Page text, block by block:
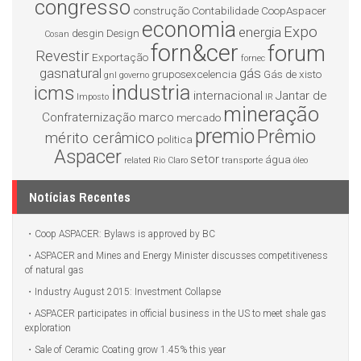
congresso construção Contabilidade CoopAspacer
Cosan desgin Design economia energia Expo
Revestir Exportaçãoforn&cer fornec forum
gasnatural gnl governo gruposexcelencia gás Gás de xisto
icms Imposto industria internacional IR Jantar de
Confraternização marco mercado mineração
mérito cerâmico politica premioPrêmio
Aspacer related Rio Claro setor transporte água óleo
Notícias Recentes
Coop ASPACER: Bylaws is approved by BC
ASPACER and Mines and Energy Minister discusses competitiveness
of natural gas
Industry August 2015: Investment Collapse
ASPACER participates in official business in the US to meet shale gas
exploration
Sale of Ceramic Coating grow 1.45% this year